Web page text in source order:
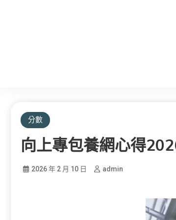
分數
向上專包養網心得
2026 年 2 月 10 日 admin